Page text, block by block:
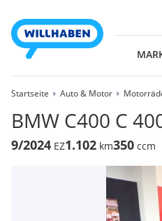
Startseite Auto & Motor
BMW C400 C
9/2024 EZ1.102 km350 ccm